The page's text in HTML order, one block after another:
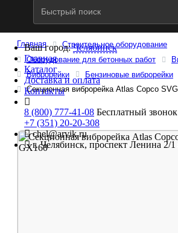
Ваш город:Челябинск
Главная
Каталог
Доставка и оплата
Контакты
8 (800) 777-41-08 Бесплатный
+7 (351) 20-20-308
chel@arvik.ru
г. Челябинск, проспект Ленина 2/
Главная
Строительное оборудование
Оборудование для бетонных работ
Виброрейки
Бензиновые виброрейки
Секционная виброрейка Atlas Copco